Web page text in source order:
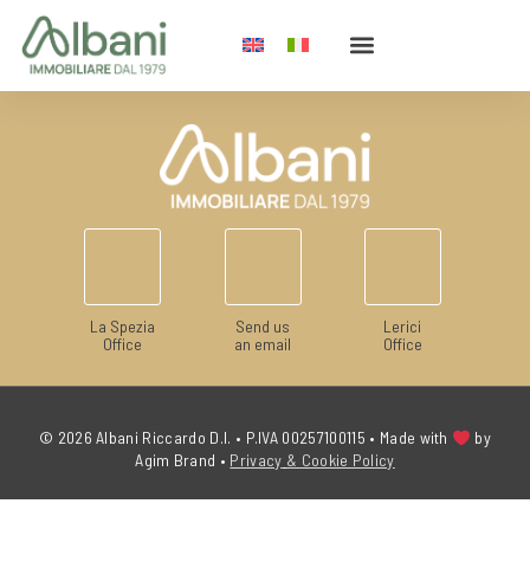
La Spezia
Office
Send us
an email
Lerici
Office
© 2026 Albani Riccardo D.I. • P.IVA 00257100115 • Made with
by
Agim Brand • Privacy & Cookie Policy